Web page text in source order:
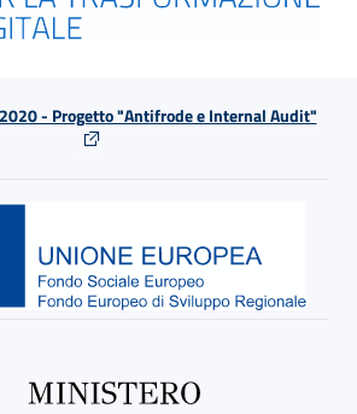
- Progetto "Antifrode e Internal Audit"